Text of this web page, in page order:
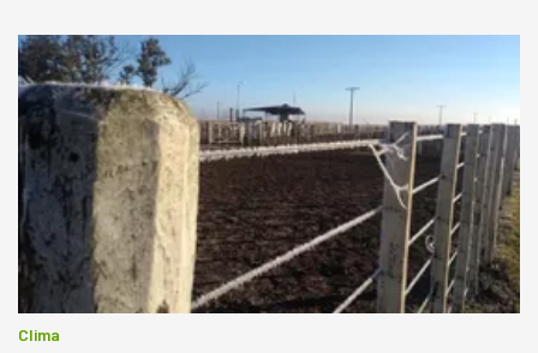
Clima